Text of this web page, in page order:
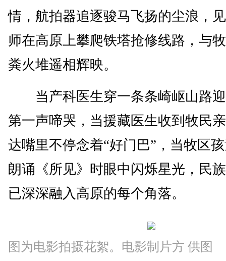
情，航拍器追逐骏马飞扬的尘浪，
师在高原上攀爬铁塔抢修线路，与
粪火堆遥相辉映。
当产科医生穿一条条崎岖山路迎
第一声啼哭，当援藏医生收到牧民
达嘴里不停念着“好门巴”，当牧区
朗诵《所见》时眼中闪烁星光，民
已深深融入高原的每个角落。
图为电影拍摄花絮。电影制片方 供图